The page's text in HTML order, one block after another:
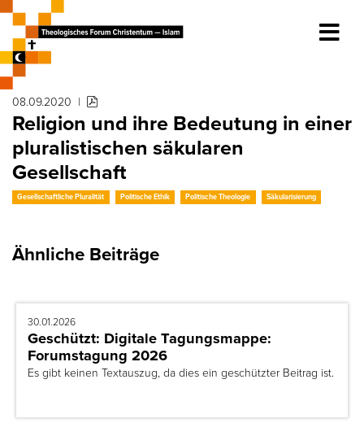
08.09.2020 |
Religion und ihre Bedeutung in einer
pluralistischen säkularen
Gesellschaft
Gesellschaftliche Pluralität Politische Ethik Politische Theologie Säkularisierung
Ähnliche Beiträge
30.01.2026
Geschützt: Digitale Tagungsmappe:
Forumstagung 2026
Es gibt keinen Textauszug, da dies ein geschützter Beitrag ist.